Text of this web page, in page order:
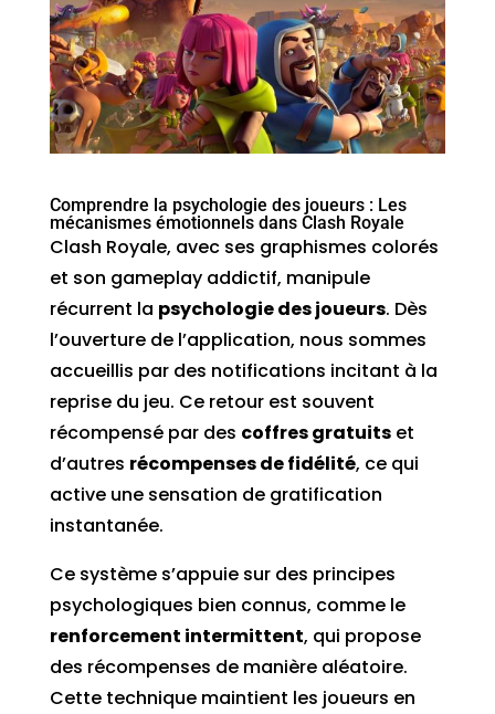
Comprendre la psychologie des joueurs : Les
mécanismes émotionnels dans Clash Royale
Clash Royale, avec ses graphismes colorés
et son gameplay addictif, manipule
récurrent la psychologie des joueurs. Dès
l’ouverture de l’application, nous sommes
accueillis par des notifications incitant à la
reprise du jeu. Ce retour est souvent
récompensé par des coffres gratuitset
d’autres récompenses de fidélité, ce qui
active une sensation de gratification
instantanée.
Ce système s’appuie sur des principes
psychologiques bien connus, comme le
renforcement intermittent, qui propose
des récompenses de manière aléatoire.
Cette technique maintient les joueurs en